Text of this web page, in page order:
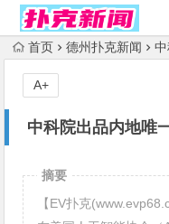
首页 德州扑克新闻
中科院出品内地唯
A+
摘要
【EV扑克